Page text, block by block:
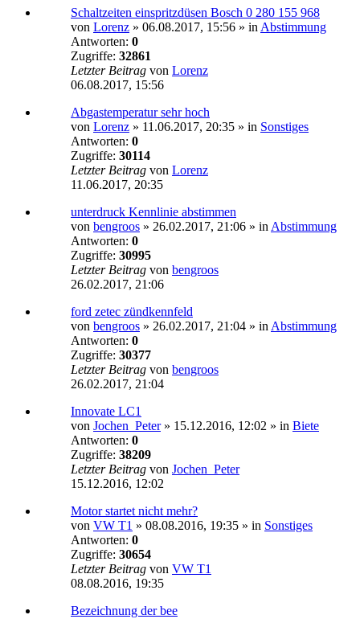
Schaltzeiten einspritzdüsen Bosch 0 280 155 968
von Lorenz » 06.08.2017, 15:56 » in Abstimmung
Antworten: 0
Zugriffe: 32861
Letzter Beitrag von Lorenz
06.08.2017, 15:56
Abgastemperatur sehr hoch
von Lorenz » 11.06.2017, 20:35 » in Sonstiges
Antworten: 0
Zugriffe: 30114
Letzter Beitrag von Lorenz
11.06.2017, 20:35
unterdruck Kennlinie abstimmen
von bengroos » 26.02.2017, 21:06 » in Abstimmung
Antworten: 0
Zugriffe: 30995
Letzter Beitrag von bengroos
26.02.2017, 21:06
ford zetec zündkennfeld
von bengroos » 26.02.2017, 21:04 » in Abstimmung
Antworten: 0
Zugriffe: 30377
Letzter Beitrag von bengroos
26.02.2017, 21:04
Innovate LC1
von Jochen_Peter» 15.12.2016, 12:02 » in Biete
Antworten: 0
Zugriffe: 38209
Letzter Beitrag von Jochen_Peter
15.12.2016, 12:02
Motor startet nicht mehr?
von VW T1 » 08.08.2016, 19:35 » in Sonstiges
Antworten: 0
Zugriffe: 30654
Letzter Beitrag von VW T1
08.08.2016, 19:35
Bezeichnung der bee